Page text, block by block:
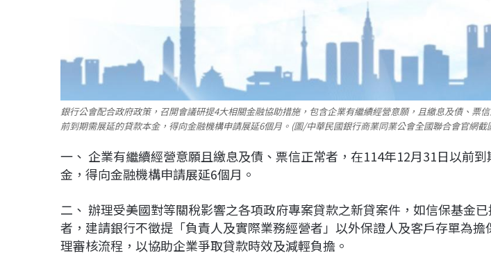
銀行公會配合政府政策，召開會議研提4大相關金融協助措施，包含企業有繼續經營意願，且繳息及債、票
前到期需展延的貸款本金，得向金融機構申請展延6個月。(圖/中華民國銀行商業同業公會全國聯合會官網截
一、 企業有繼續經營意願且繳息及債、票信正常者，在114年12月31日以前
金，得向金融機構申請展延6個月。
二、 辦理受美國對等關稅影響之各項政府專案貸款之新貸案件，如信保基金
者，建請銀行不徵提「負責人及實際業務經營者」以外保證人及客戶存單為
理審核流程，以協助企業爭取貸款時效及減輕負擔。